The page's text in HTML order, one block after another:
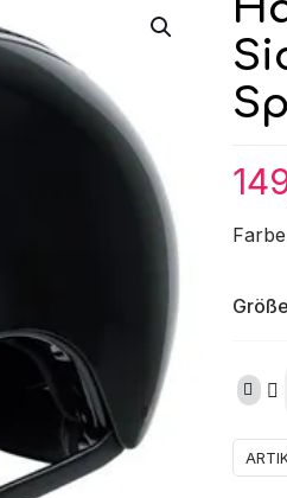
Größe